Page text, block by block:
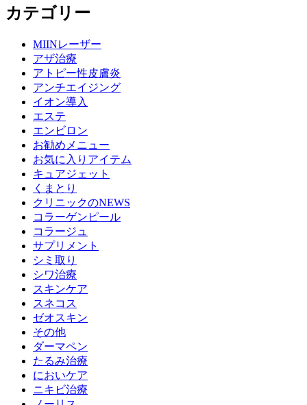
カテゴリー
MIINレーザー
アザ治療
アトピー性皮膚炎
アンチエイジング
イオン導入
エステ
エンビロン
お勧めメニュー
お気に入りアイテム
キュアジェット
くまとり
クリニックのNEWS
コラーゲンピール
コラージュ
サプリメント
シミ取り
シワ治療
スキンケア
スネコス
ゼオスキン
その他
ダーマペン
たるみ治療
においケア
ニキビ治療